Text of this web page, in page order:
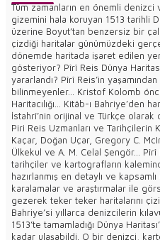
Tüm zamanların en önemli denizci
gizemini hala koruyan 1513 tarihli
üzerine Boyut’tan benzersiz bir
çizdiği haritalar günümüzdeki
dönemde haritada işaret edilen
gösteriyor? Pîrî Reis Dünya
yararlandı? Pîrî Reis’in
bilinmeyenler... Kristof Kolomb
Haritacılığı... Kitâb-ı Bahriye’den
İstahrî’nin orijinal ve Türkçe olarak
Piri Reis Uzmanları ve Tarihçilerin
Kaçar, Doğan Uçar, Gregory C.
Ülkekul ve A. M. Celal Şengör... Pîrî
tarihçiler ve kartografların
hazırlanmış en detaylı ve
karalamalar ve araştırmalar ile
gezerek teker teker haritalarını
Bahriye’si yıllarca denizcilerin
1513’te tamamladığı Dünya
kadar ulaşabildi. O bir denizci,